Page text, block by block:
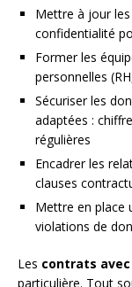
Mettre à jour
confidentialité
Former les
personnelles
Sécuriser les
adaptées :
régulières
Encadrer les
clauses
Mettre en place
violations de
Les contrats
particulière. Tout